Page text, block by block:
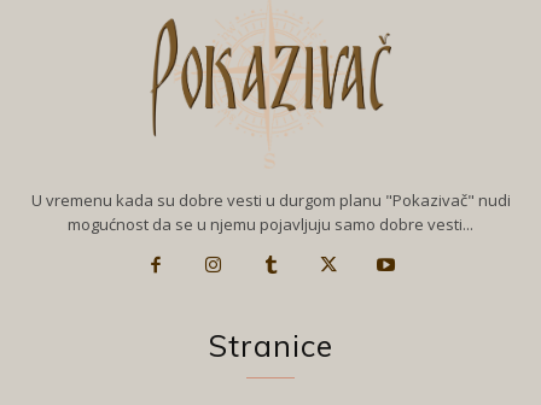
U vremenu kada su dobre vesti u durgom planu "Pokazivač" nudi
mogućnost da se u njemu pojavljuju samo dobre vesti...
Stranice